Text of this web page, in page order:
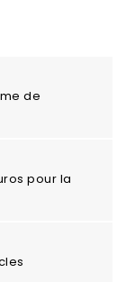
de
pour la